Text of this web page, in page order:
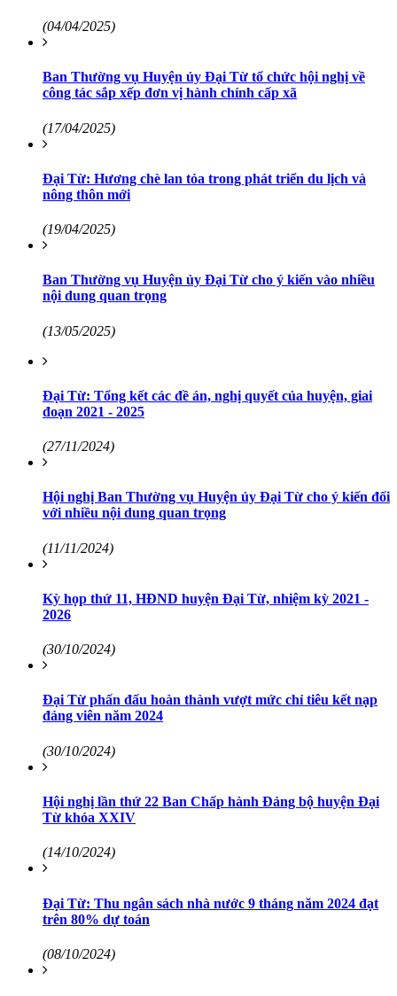
(04/04/2025)
Ban Thường vụ Huyện ủy Đại Từ tổ chức hội nghị về
công tác sắp xếp đơn vị hành chính cấp xã
(17/04/2025)
Đại Từ: Hương chè lan tỏa trong phát triển du lịch và
nông thôn mới
(19/04/2025)
Ban Thường vụ Huyện ủy Đại Từ cho ý kiến vào nhiều
nội dung quan trọng
(13/05/2025)
Đại Từ: Tổng kết các đề án, nghị quyết của huyện, giai
đoạn 2021 - 2025
(27/11/2024)
Hội nghị Ban Thường vụ Huyện ủy Đại Từ cho ý kiến đối
với nhiều nội dung quan trọng
(11/11/2024)
Kỳ họp thứ 11, HĐND huyện Đại Từ, nhiệm kỳ 2021 -
2026
(30/10/2024)
Đại Từ phấn đấu hoàn thành vượt mức chỉ tiêu kết nạp
đảng viên năm 2024
(30/10/2024)
Hội nghị lần thứ 22 Ban Chấp hành Đảng bộ huyện Đại
Từ khóa XXIV
(14/10/2024)
Đại Từ: Thu ngân sách nhà nước 9 tháng năm 2024 đạt
trên 80% dự toán
(08/10/2024)